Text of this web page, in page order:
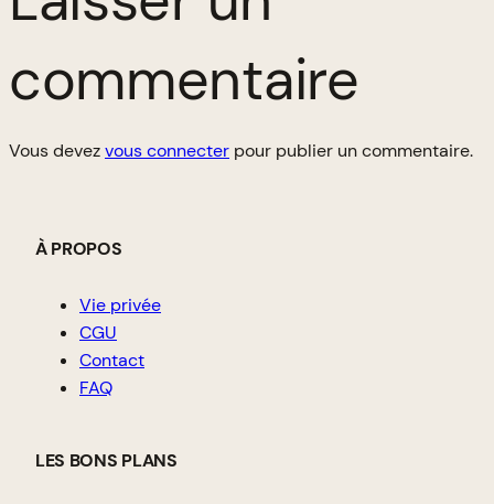
commentaire
Vous devezvous connecter pour publier un commentaire.
À PROPOS
Vie privée
CGU
Contact
FAQ
LES BONS PLANS